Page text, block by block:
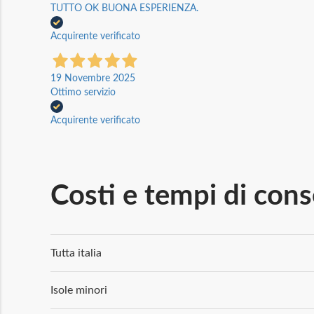
TUTTO OK BUONA ESPERIENZA.
Acquirente verificato
19 Novembre 2025
Ottimo servizio
Acquirente verificato
Costi e tempi di
Tutta italia
Isole minori